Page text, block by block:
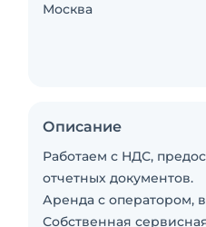
Москва
Описание
Работаем с НДС,
отчетных документов.
Аренда с оператором,
Собственная